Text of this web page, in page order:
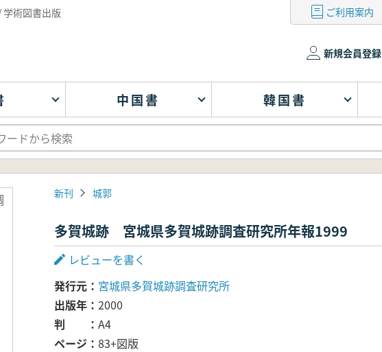
学術図書出版 ご利用案内
新規会員登録
中国書 韓国書
新刊 城郭
多賀城跡 宮城県多賀城跡調査研究所年報1999
レビューを書く
発行元
宮城県多賀城跡調査研究所
出版年
2000
判
A4
ページ
83+図版